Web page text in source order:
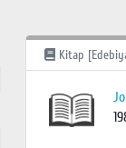
Kitap